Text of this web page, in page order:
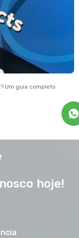
Um guia completo
hoje!